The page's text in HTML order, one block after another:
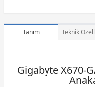
Tanım Teknik
Gigabyte X670-